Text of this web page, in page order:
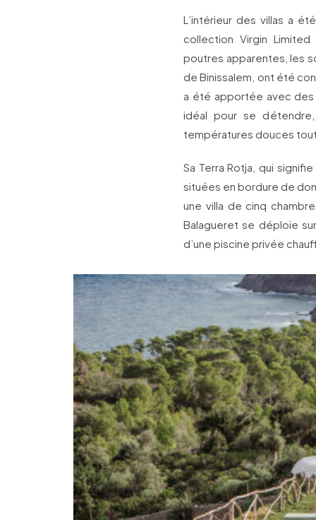
L’intérieur des villas a
collection Virgin
poutres apparentes, les
de Binissalem, ont été
a été apportée avec
idéal pour se
températures douces
Sa Terra Rotja, qui
situées en bordure de
une villa de cinq
Balagueret se déploie
d’une piscine privée